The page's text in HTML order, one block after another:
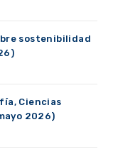
sostenibilidad
Ciencias
2026)